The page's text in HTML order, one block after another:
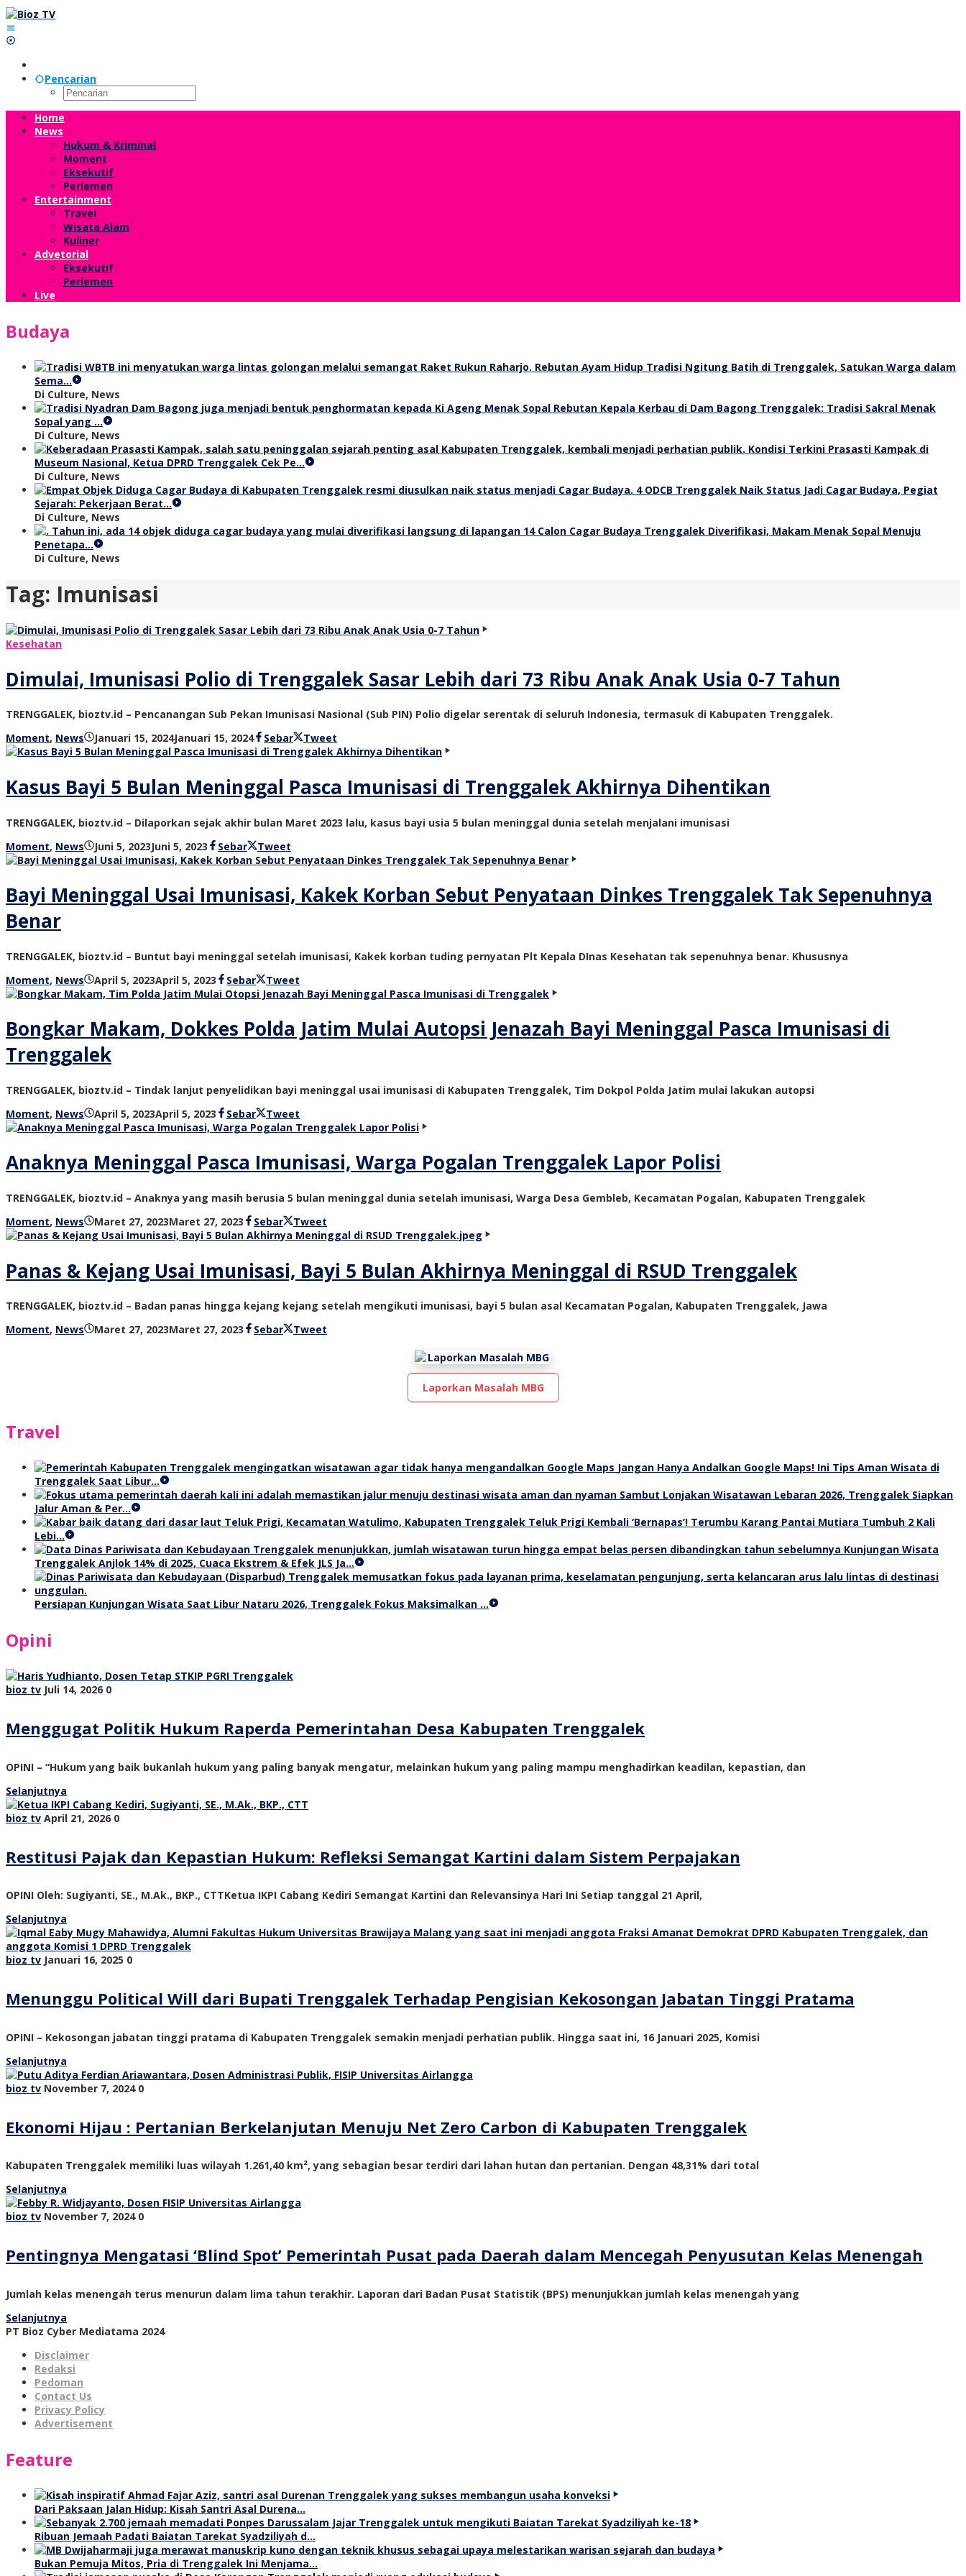
Lewati
ke
konten
Pencarian
Home
News
Hukum & Kriminal
Moment
Eksekutif
Perlemen
Entertainment
Travel
Wisata Alam
Kuliner
Advetorial
Eksekutif
Perlemen
Live
Budaya
Rebutan Ayam Hidup Tradisi Ngitung Batih di Trenggalek, Satukan Warga dalam
Sema…
Di Culture, News
Rebutan Kepala Kerbau di Dam Bagong Trenggalek: Tradisi Sakral Menak
Sopal yang …
Di Culture, News
Kondisi Terkini Prasasti Kampak di
Museum Nasional, Ketua DPRD Trenggalek Cek Pe…
Di Culture, News
4 ODCB Trenggalek Naik Status Jadi Cagar Budaya, Pegiat
Sejarah: Pekerjaan Berat…
Di Culture, News
14 Calon Cagar Budaya Trenggalek Diverifikasi, Makam Menak Sopal Menuju
Penetapa…
Di Culture, News
Tag: Imunisasi
Kesehatan
Dimulai, Imunisasi Polio di Trenggalek Sasar Lebih dari 73 Ribu Anak Anak Usia 0-7 Tahun
TRENGGALEK, bioztv.id – Pencanangan Sub Pekan Imunisasi Nasional (Sub PIN) Polio digelar serentak di seluruh Indonesia, termasuk di Kabupaten Trenggalek.
Moment, News Januari 15, 2024Januari 15, 2024oleh
bioz
Sebar Tweet
Kasus Bayi 5 Bulan Meninggal Pasca Imunisasi di Trenggalek Akhirnya Dihentikan
TRENGGALEK, bioztv.id – Dilaporkan sejak akhir bulan Maret 2023 lalu, kasus bayi usia 5 bulan meninggal dunia setelah menjalani imunisasi
Moment, News Juni 5, 2023Juni 5, 2023 oleh
bioz
Sebar Tweet
Bayi Meninggal Usai Imunisasi, Kakek Korban Sebut Penyataan Dinkes Trenggalek Tak Sepenuhnya
Benar
TRENGGALEK, bioztv.id – Buntut bayi meninggal setelah imunisasi, Kakek korban tuding pernyatan Plt Kepala DInas Kesehatan tak sepenuhnya benar. Khususnya
Moment, News April 5, 2023April 5, 2023 oleh
bioz
Sebar Tweet
Bongkar Makam, Dokkes Polda Jatim Mulai Autopsi Jenazah Bayi Meninggal Pasca Imunisasi di
Trenggalek
TRENGGALEK, bioztv.id – Tindak lanjut penyelidikan bayi meninggal usai imunisasi di Kabupaten Trenggalek, Tim Dokpol Polda Jatim mulai lakukan autopsi
Moment, News April 5, 2023April 5, 2023 oleh
bioz
Sebar Tweet
Anaknya Meninggal Pasca Imunisasi, Warga Pogalan Trenggalek Lapor Polisi
TRENGGALEK, bioztv.id – Anaknya yang masih berusia 5 bulan meninggal dunia setelah imunisasi, Warga Desa Gembleb, Kecamatan Pogalan, Kabupaten Trenggalek
Moment, News Maret 27, 2023Maret 27, 2023 oleh
bioz
Sebar Tweet
Panas & Kejang Usai Imunisasi, Bayi 5 Bulan Akhirnya Meninggal di RSUD Trenggalek
TRENGGALEK, bioztv.id – Badan panas hingga kejang kejang setelah mengikuti imunisasi, bayi 5 bulan asal Kecamatan Pogalan, Kabupaten Trenggalek, Jawa
Moment, News Maret 27, 2023Maret 27, 2023 olehSebar Tweet
Laporkan Masalah MBG
Travel
Jangan Hanya Andalkan Google Maps! Ini Tips Aman Wisata di
Trenggalek Saat Libur…
Sambut Lonjakan Wisatawan Lebaran 2026, Trenggalek Siapkan
Jalur Aman & Per…
Teluk Prigi Kembali ‘Bernapas’! Terumbu Karang Pantai Mutiara Tumbuh 2 Kali
Lebi…
Kunjungan Wisata
Trenggalek Anjlok 14% di 2025, Cuaca Ekstrem & Efek JLS Ja…
Persiapan Kunjungan Wisata Saat Libur Nataru 2026, Trenggalek Fokus Maksimalkan …
Opini
bioz tv Juli 14, 2026 0
Menggugat Politik Hukum Raperda Pemerintahan Desa Kabupaten Trenggalek
OPINI – “Hukum yang baik bukanlah hukum yang paling banyak mengatur, melainkan hukum yang paling mampu menghadirkan keadilan, kepastian, dan
Selanjutnya
bioz tv April 21, 2026 0
Restitusi Pajak dan Kepastian Hukum: Refleksi Semangat Kartini dalam Sistem Perpajakan
OPINI Oleh: Sugiyanti, SE., M.Ak., BKP., CTTKetua IKPI Cabang Kediri Semangat Kartini dan Relevansinya Hari Ini Setiap tanggal 21 April,
Selanjutnya
bioz tv Januari 16, 2025 0
Menunggu Political Will dari Bupati Trenggalek Terhadap Pengisian Kekosongan Jabatan Tinggi Pratama
OPINI – Kekosongan jabatan tinggi pratama di Kabupaten Trenggalek semakin menjadi perhatian publik. Hingga saat ini, 16 Januari 2025, Komisi
Selanjutnya
bioz tv November 7, 2024 0
Ekonomi Hijau : Pertanian Berkelanjutan Menuju Net Zero Carbon di Kabupaten Trenggalek
Kabupaten Trenggalek memiliki luas wilayah 1.261,40 km², yang sebagian besar terdiri dari lahan hutan dan pertanian. Dengan 48,31% dari total
Selanjutnya
bioz tv November 7, 2024 0
Pentingnya Mengatasi ‘Blind Spot’ Pemerintah Pusat pada Daerah dalam Mencegah Penyusutan Kelas Menengah
Jumlah kelas menengah terus menurun dalam lima tahun terakhir. Laporan dari Badan Pusat Statistik (BPS) menunjukkan jumlah kelas menengah yang
Selanjutnya
PT Bioz Cyber Mediatama 2024
Disclaimer
Redaksi
Pedoman
Contact Us
Privacy Policy
Advertisement
Feature
Dari Paksaan Jalan Hidup: Kisah Santri Asal Durena…
Ribuan Jemaah Padati Baiatan Tarekat Syadziliyah d…
Bukan Pemuja Mitos, Pria di Trenggalek Ini Menjama…